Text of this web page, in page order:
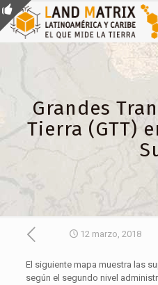
Grandes
Tierra (GTT)
12 marzo, 2018
El siguiente mapa muestra las
según el segundo nivel